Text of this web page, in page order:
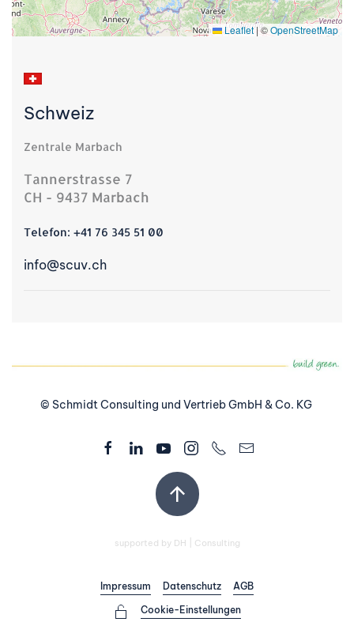
Leaflet |©OpenStreetMap
Schweiz
Zentrale Marbach
Tannerstrasse 7
CH - 9437 Marbach
Telefon: +41 76 345 51 00
info@scuv.ch
© Schmidt Consulting und Vertrieb GmbH & Co. KG
supported by DH | Consulting
Impressum Datenschutz
AGB
Cookie-Einstellungen